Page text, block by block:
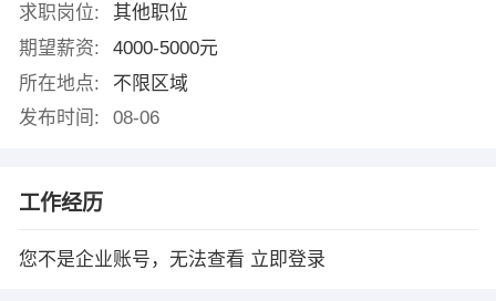
求职岗位:
其他职位
期望薪资:
4000-5000元
所在地点:
不限区域
发布时间:
08-06
工作经历
您不是企业账号，无法查看 立即登录